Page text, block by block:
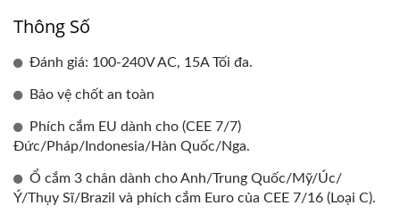
Thông Số
Đánh giá: 100-240V AC, 15A Tối đa.
Bảo vệ chốt an toàn
Phích cắm EU dành cho (CEE 7/7)
Đức/Pháp/Indonesia/Hàn Quốc/Nga.
Ổ cắm 3 chân dành cho Anh/Trung Quốc/Mỹ/Úc/
Ý/Thụy Sĩ/Brazil và phích cắm Euro của CEE 7/16 (Loại C).